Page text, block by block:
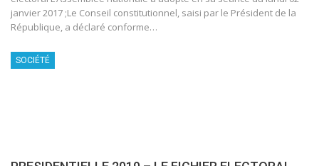
janvier 2017 ;Le Conseil constitutionnel, saisi par le Président de la
République, a déclaré conforme…
SOCIÉTÉ